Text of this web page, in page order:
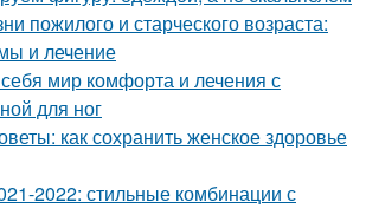
пожилого и старческого возраста:
и лечение
мир комфорта и лечения с
для ног
как сохранить женское здоровье
2022: стильные комбинации с